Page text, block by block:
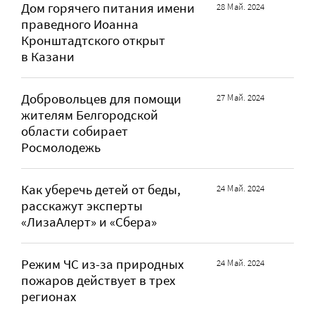
Дом горячего питания имени
праведного Иоанна
Кронштадтского открыт
в Казани
28 Май. 2024
Добровольцев для помощи
жителям Белгородской
области собирает
Росмолодежь
27 Май. 2024
Как уберечь детей от беды,
расскажут эксперты
«ЛизаАлерт» и «Сбера»
24 Май. 2024
Режим ЧС из-за природных
пожаров действует в трех
регионах
24 Май. 2024